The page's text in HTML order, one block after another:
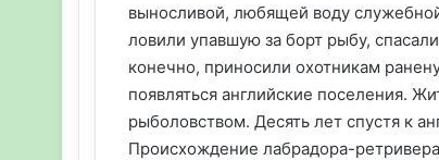
выносливой, любящей воду
ловили упавшую за борт рыбу,
конечно, приносили охотникам
появляться английские поселения.
рыболовством. Десять лет спустя к
Происхождение лабрадора-